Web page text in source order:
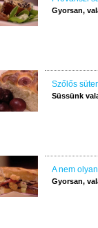
Gyorsan,
Szőlős
Süssünk
A nem
Gyorsan,